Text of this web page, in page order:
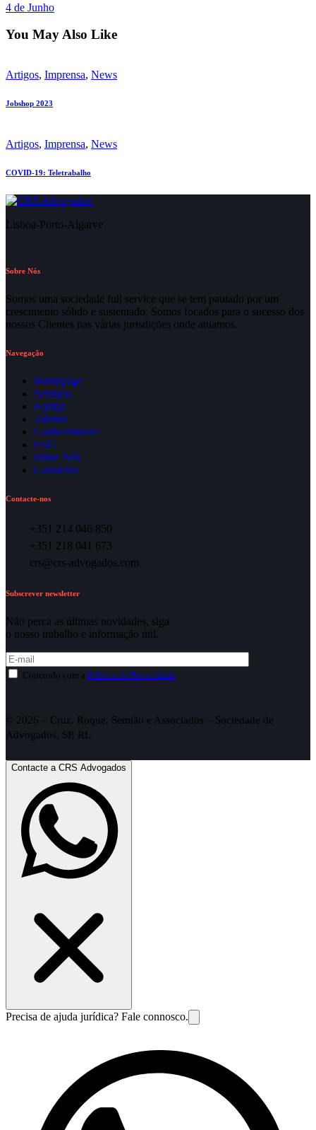
4 de Junho
You May Also Like
Artigos, Imprensa, News
Jobshop 2023
Artigos, Imprensa, News
COVID-19: Teletrabalho
Lisboa-Porto-Algarve
Sobre Nós
Somos uma sociedade full service que se tem pautado por um
crescimento sólido e sustentado. Somos focados para o sucesso dos
nossos Clientes nas várias jurisdições onde atuamos.
Navegação
Homepage
Serviços
Equipa
Talento
Conhecimento
ESG
Sobre Nós
Contactos
Contacte-nos
+351 214 046 850
+351 218 041 673
crs@crs-advogados.com
Subscrever newsletter
Não perca as últimas novidades, siga
o nosso trabalho e informação útil.
Concordo com a Política de Privacidade
© 2026 – Cruz, Roque, Semião e Associados – Sociedade de
Advogados, SP, RL
Contacte a CRS Advogados
Precisa de ajuda jurídica? Fale connosco.